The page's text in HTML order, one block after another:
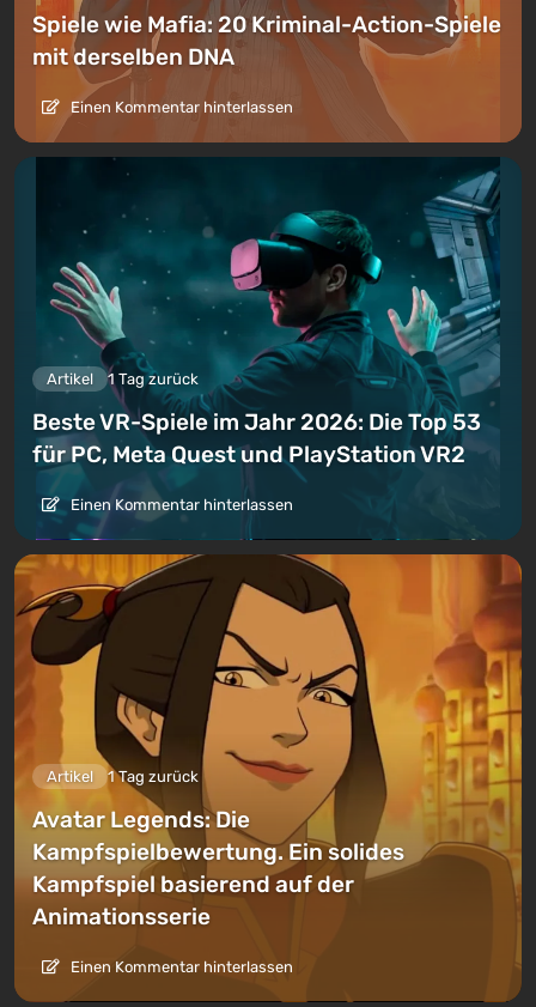
Spiele wie Mafia: 20 Kriminal-Action-Spiele
mit derselben DNA
Einen Kommentar hinterlassen
Artikel 1 Tag zurück
Beste VR-Spiele im Jahr 2026: Die Top 53
für PC, Meta Quest und PlayStation VR2
Einen Kommentar hinterlassen
Artikel 1 Tag zurück
Avatar Legends: Die
Kampfspielbewertung. Ein solides
Kampfspiel basierend auf der
Animationsserie
Einen Kommentar hinterlassen